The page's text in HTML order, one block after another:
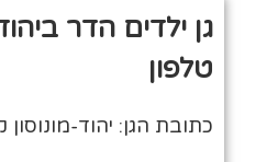
גן ילדים הדר
טלפון
כתובת הגן: יהוד-מונוסון